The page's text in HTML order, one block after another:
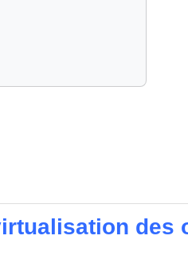
des